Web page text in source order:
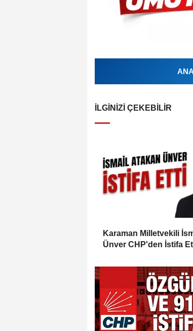
İLGINIZI ÇEKEBILIR
Karaman Milletvekili
Ünver CHP'den İstifa